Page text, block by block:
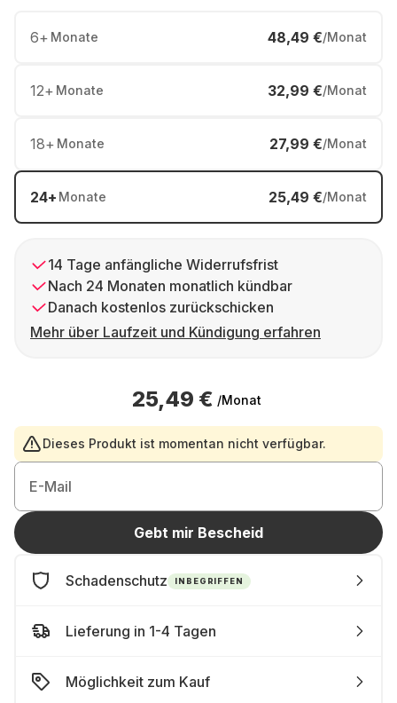
6+ Monate 48,49 €/Monat
12+ Monate 32,99 €/Monat
18+ Monate 27,99 €/Monat
24+ Monate 25,49 €/Monat
14 Tage anfängliche Widerrufsfrist
Nach 24 Monaten monatlich kündbar
Danach kostenlos zurückschicken
Mehr über Laufzeit und Kündigung erfahren
25,49 € /Monat
Dieses Produkt ist momentan nicht verfügbar.
E-Mail
Gebt mir Bescheid
Schadenschutz INBEGRIFFEN
Lieferung in 1-4 Tagen
Möglichkeit zum Kauf